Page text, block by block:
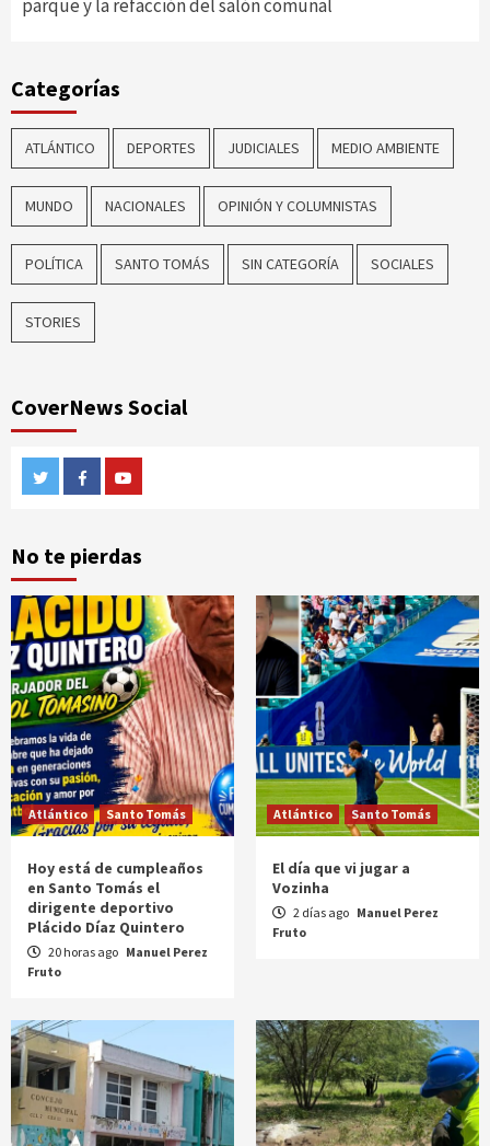
parque y la refacción del salón comunal
Categorías
ATLÁNTICO DEPORTES JUDICIALES MEDIO AMBIENTE
MUNDO NACIONALES OPINIÓN Y COLUMNISTAS
POLÍTICA SANTO TOMÁS SIN CATEGORÍA SOCIALES
STORIES
CoverNews Social
TwitterFacebook
No te pierdas
Atlántico Santo Tomás
Hoy está de cumpleaños
en Santo Tomás el
dirigente deportivo
Plácido Díaz Quintero
20 horas ago Manuel Perez
Fruto
Atlántico Santo Tomás
El día que vi jugar a
Vozinha
2 días ago Manuel Perez
Fruto